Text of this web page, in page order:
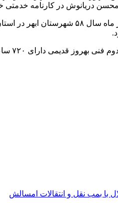
در کارنامه خدمتی خود دارای ۱۴۵۰
دارای ۷۲۰ ساعت پرواز بود.
با بمب نقل و انتقالات امسالش